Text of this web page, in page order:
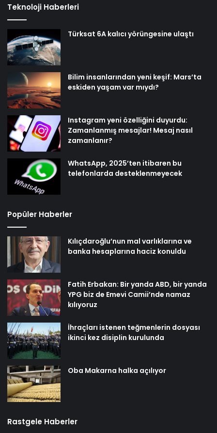
Teknoloji Haberleri
Türksat 6A kalıcı yörüngesine ulaştı
Bilim insanlarından yeni keşif: Mars’ta
eskiden yaşam var mıydı?
Instagram yeni özelliğini duyurdu:
Zamanlanmış mesajlar! Mesaj nasıl
zamanlanır?
WhatsApp, 2025’ten itibaren bu
telefonlarda desteklenmeyecek
Popüler Haberler
Kılıçdaroğlu’nun mal varlıklarına ve
banka hesaplarına haciz konuldu
Fatih Erbakan: Bir yanda ABD, bir yanda
YPG biz de Emevi Camii’nde namaz
kılıyoruz
İhraçları istenen teğmenlerin dosyası
ikinci kez disiplin kurulunda
Oba Makarna halka açılıyor
Rastgele Haberler